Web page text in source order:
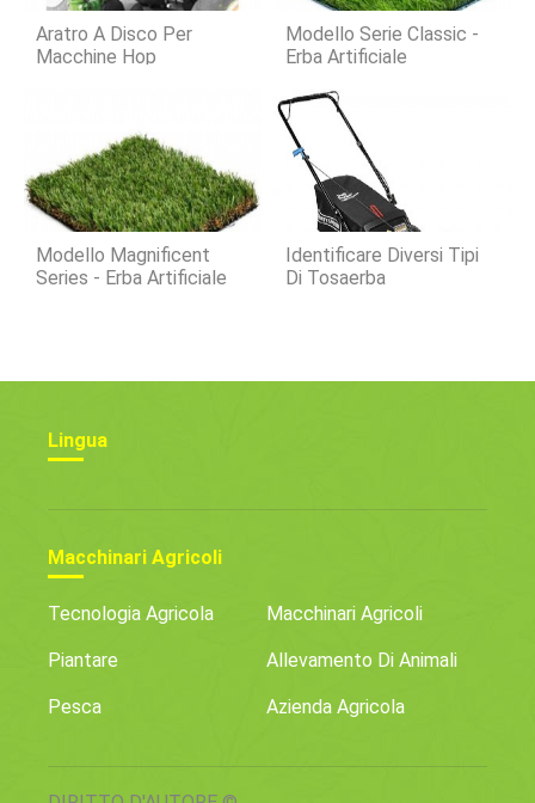
Aratro A Disco Per
Macchine Hop
Modello Serie Classic -
Erba Artificiale
Modello Magnificent
Series - Erba Artificiale
Identificare Diversi Tipi
Di Tosaerba
Lingua
Macchinari Agricoli
Tecnologia Agricola Macchinari Agricoli
Piantare Allevamento Di Animali
Pesca Azienda Agricola